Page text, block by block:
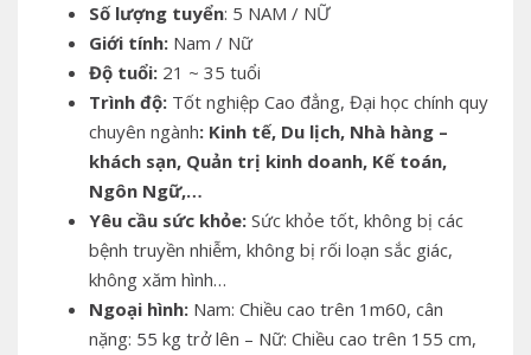
Số lượng tuyển: 5 NAM / NỮ
Giới tính: Nam / Nữ
Độ tuổi: 21 ~ 35 tuổi
Trình độ: Tốt nghiệp Cao đẳng, Đại học chính quy
chuyên ngành: Kinh tế, Du lịch, Nhà hàng –
khách sạn, Quản trị kinh doanh, Kế toán,
Ngôn Ngữ,…
Yêu cầu sức khỏe: Sức khỏe tốt, không bị các
bệnh truyền nhiễm, không bị rối loạn sắc giác,
không xăm hình…
Ngoại hình: Nam: Chiều cao trên 1m60, cân
nặng: 55 kg trở lên – Nữ: Chiều cao trên 155 cm,